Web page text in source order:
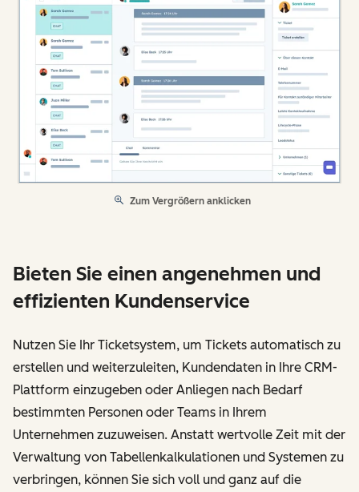
Zum Vergrößern anklicken
Bieten Sie einen angenehmen und
effizienten Kundenservice
Nutzen Sie Ihr Ticketsystem, um Tickets automatisch zu
erstellen und weiterzuleiten, Kundendaten in Ihre CRM-
Plattform einzugeben oder Anliegen nach Bedarf
bestimmten Personen oder Teams in Ihrem
Unternehmen zuzuweisen. Anstatt wertvolle Zeit mit der
Verwaltung von Tabellenkalkulationen und Systemen zu
verbringen, können Sie sich voll und ganz auf die